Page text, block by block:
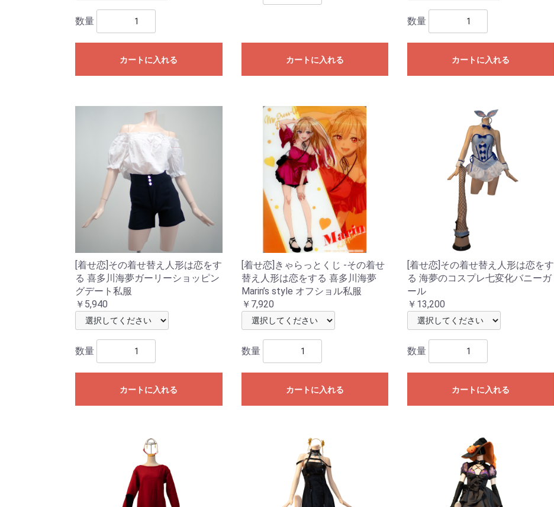
数量
カートに入れる カートに入れる
数量
カートに入れる
[着せ恋]その着せ替え人形は恋をす
る 喜多川海夢ガーリーショッピン
グデート私服
￥5,940
数量
カートに入れる
[着せ恋]きゃらっとくじ -その着せ
替え人形は恋をする 喜多川海夢
Marin’s style オフショル私服
￥7,920
数量
カートに入れる
[着せ恋]その着せ替え人形は恋をす
る 海夢のコスプレ七変化バニーガ
ール
￥13,200
数量
カートに入れる